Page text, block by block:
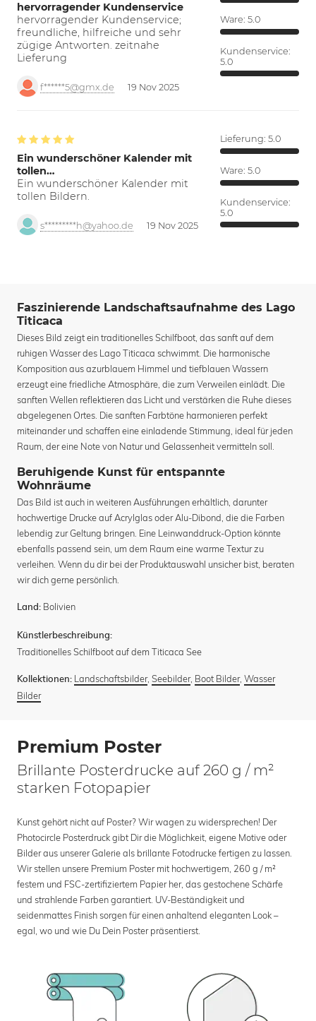
hervorragender Kundenservice
hervorragender Kundenservice;
freundliche, hilfreiche und sehr
zügige Antworten. zeitnahe
Lieferung
f******5@gmx.de 19 Nov 2025
Ware: 5.0
Kundenservice:
5.0
Ein wunderschöner Kalender mit
tollen…
Ein wunderschöner Kalender mit
tollen Bildern.
s*********h@yahoo.de 19 Nov 2025
Lieferung: 5.0
Ware: 5.0
Kundenservice:
5.0
Faszinierende Landschaftsaufnahme des Lago
Titicaca
Dieses Bild zeigt ein traditionelles Schilfboot, das sanft auf dem
ruhigen Wasser des Lago Titicaca schwimmt. Die harmonische
Komposition aus azurblauem Himmel und tiefblauen Wassern
erzeugt eine friedliche Atmosphäre, die zum Verweilen einlädt. Die
sanften Wellen reflektieren das Licht und verstärken die Ruhe dieses
abgelegenen Ortes. Die sanften Farbtöne harmonieren perfekt
miteinander und schaffen eine einladende Stimmung, ideal für jeden
Raum, der eine Note von Natur und Gelassenheit vermitteln soll.
Beruhigende Kunst für entspannte
Wohnräume
Das Bild ist auch in weiteren Ausführungen erhältlich, darunter
hochwertige Drucke auf Acrylglas oder Alu-Dibond, die die Farben
lebendig zur Geltung bringen. Eine Leinwanddruck-Option könnte
ebenfalls passend sein, um dem Raum eine warme Textur zu
verleihen. Wenn du dir bei der Produktauswahl unsicher bist, beraten
wir dich gerne persönlich.
Land: Bolivien
Künstlerbeschreibung:
Traditionelles Schilfboot auf dem Titicaca See
Kollektionen: Landschaftsbilder, Seebilder, Boot Bilder, Wasser
Bilder
Premium Poster
Brillante Posterdrucke auf 260 g / m²
starken Fotopapier
Kunst gehört nicht auf Poster? Wir wagen zu widersprechen! Der
Photocircle Posterdruck gibt Dir die Möglichkeit, eigene Motive oder
Bilder aus unserer Galerie als brillante Fotodrucke fertigen zu lassen.
Wir stellen unsere Premium Poster mit hochwertigem, 260 g / m²
festem und FSC-zertifiziertem Papier her, das gestochene Schärfe
und strahlende Farben garantiert. UV-Beständigkeit und
seidenmattes Finish sorgen für einen anhaltend eleganten Look –
egal, wo und wie Du Dein Poster präsentierst.